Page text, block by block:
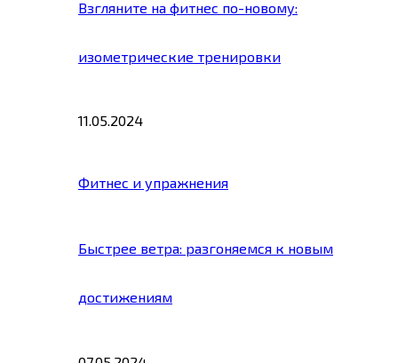
Взгляните на фитнес по-новому:
изометрические тренировки
11.05.2024
Фитнес и упражнения
Быстрее ветра: разгоняемся к новым
достижениям